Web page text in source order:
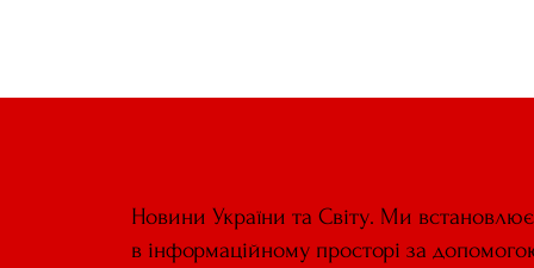
Новини України та Світу. Ми
в інформаційному просторі за